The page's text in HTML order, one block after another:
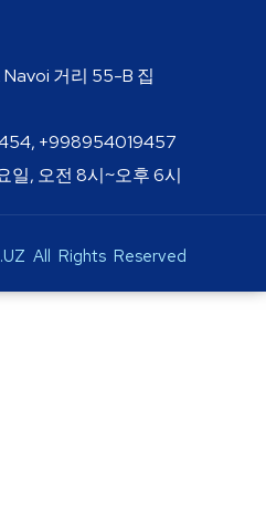
Navoi 거리 55-B 집
+998954019457
일, 오전 8시~오후 6시
All Rights Reserved